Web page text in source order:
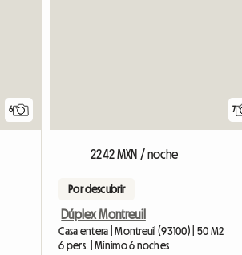
6 7
2242 MXN / noche
Por descubrir
Dúplex Montreuil
Casa entera | Montreuil (93100) | 50 M2
6 pers. | Mínimo 6 noches